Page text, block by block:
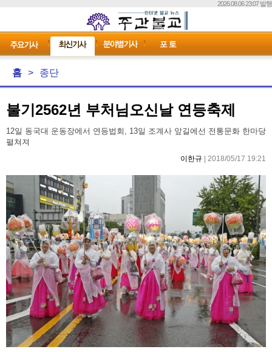
2026.08.06 23:07 발행
홈 > 종단
불기2562년 부처님오신날 연등축제
12일 동국대 운동장에서 연등법회, 13일 조계사 앞길에선 전통문화 한마당
펼쳐져
이한규 | 2018/05/17 19:21